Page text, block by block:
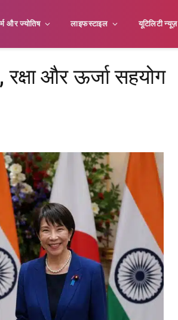
और ज्योतिष लाइफस्टाइल यूटिलिटी न्यूज़
और ऊर्जा सहयोग